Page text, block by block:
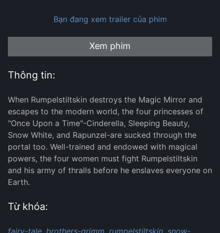
Bạn đang xem trailer của phim
Xem phim
Thông tin:
When Rumpelstiltskin destroys the Magic Mirror and
escapes to the modern world, the four princesses of
"Once Upon a Time"-Cinderella, Sleeping Beauty,
Snow White, and Rapunzel-are sucked through the
portal too. Well-trained and endowed with magical
powers, the four women must fight Rumpelstiltskin
and his army of thralls before he enslaves everyone on
Earth.
Từ khóa: